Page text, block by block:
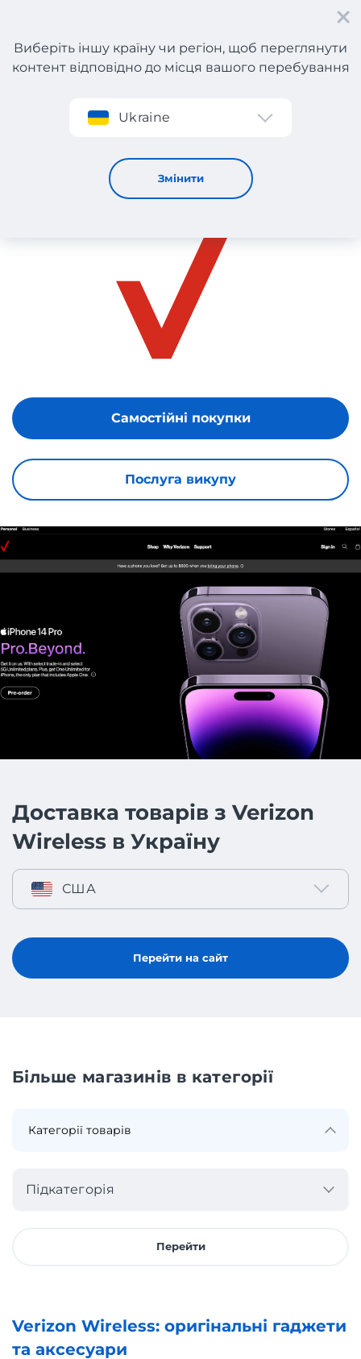
Реєстрація
Виберіть іншу країну чи регіон, щоб переглянути
контент відповідно до місця вашого перебування
Ukraine
Змінити
Verizon Wireless
Послуга викупу
Самостійні покупки
Доставка товарів з Verizon
Wireless в Україну
США
Перейти на сайт
Більше магазинів в категорії
Підкатегорія
Перейти
Verizon Wireless: оригінальні гаджети
та аксесуари